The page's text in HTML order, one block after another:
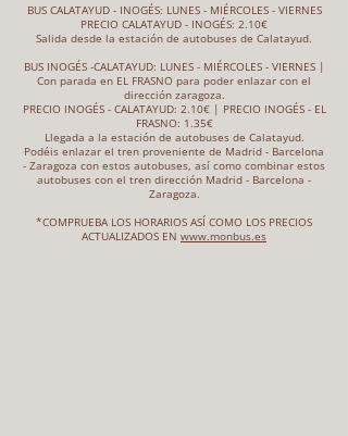
BUS CALATAYUD - INOGÉS: LUNES - MIÉRCOLES - VIERNES
PRECIO CALATAYUD - INOGÉS: 2.10€
Salida desde la estación de autobuses de Calatayud.
BUS INOGÉS -CALATAYUD: LUNES - MIÉRCOLES - VIERNES |
Con parada en EL FRASNO para poder enlazar con el
dirección zaragoza.
PRECIO INOGÉS - CALATAYUD: 2.10€ | PRECIO INOGÉS - EL
FRASNO: 1.35€
Llegada a la estación de autobuses de Calatayud.
Podéis enlazar el tren proveniente de Madrid - Barcelona
- Zaragoza con estos autobuses, así como combinar estos
autobuses con el tren dirección Madrid - Barcelona -
Zaragoza.
*COMPRUEBA LOS HORARIOS ASÍ COMO LOS PRECIOS
ACTUALIZADOS EN www.monbus.es